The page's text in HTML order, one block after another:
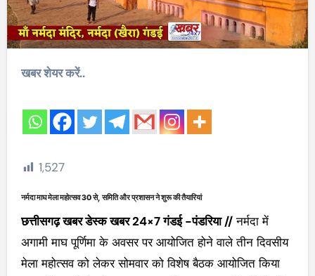
खबर शेयर करें..
1,527
नर्मदा माघ मेला महोत्सव 30 से, समिति और प्रशासन ने शुरू की तैयारियां
छत्तीसगढ़ खबर डेस्क खबर 24×7 गंडई -पंडरिया //नर्मदा में
अगामी माघ पूर्णिमा के अवसर पर आयोजित होने वाले तीन दिवसीय
मेला महोत्सव को लेकर सोमवार को विशेष बैठक आयोजित किया